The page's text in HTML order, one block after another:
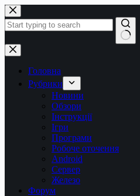
Перейти
до
вмісту
Немає
результатів
Головна
Рубрики
Новини
Обзори
Інструкції
Ігри
Програми
Робоче оточення
Android
Сервер
Железо
Форум